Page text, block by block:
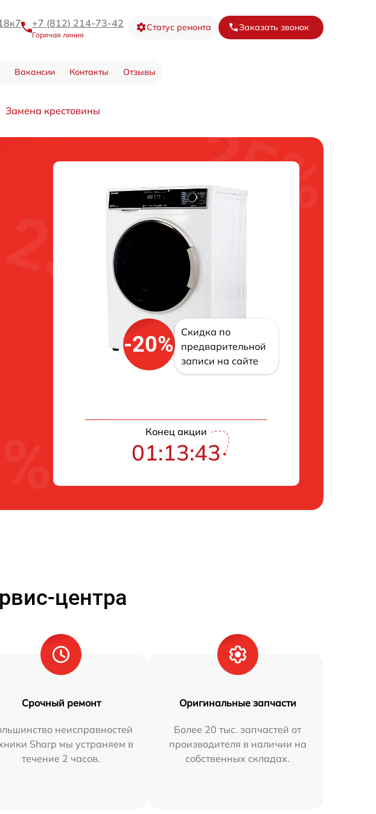
+7 (812) 214-73-42
Горячая линия
Статус ремонта Заказать звонок
Вакансии Контакты Отзывы
Замена крестовины
-20%
Скидка по
предварительной
записи на сайте
Конец акции
01:13:43
центра
Срочный ремонт
неисправностей
Sharp мы устраняем в
течение 2 часов.
Оригинальные запчасти
Более 20 тыс. запчастей от
производителя в наличии на
собственных складах.